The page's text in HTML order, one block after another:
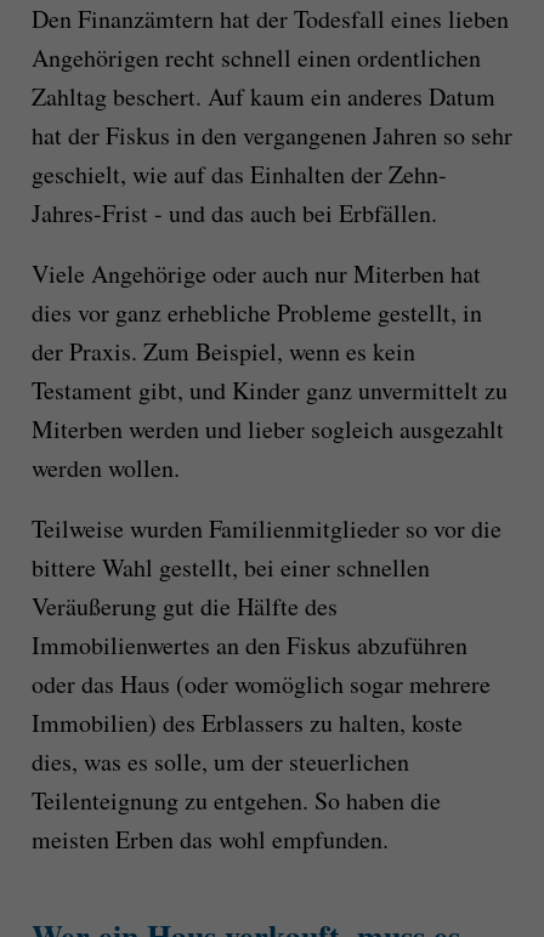
Den Finanzämtern hat der Todesfall eines lieben
Angehörigen recht schnell einen ordentlichen
Zahltag beschert. Auf kaum ein anderes Datum
hat der Fiskus in den vergangenen Jahren so sehr
geschielt, wie auf das Einhalten der Zehn-
Jahres-Frist - und das auch bei Erbfällen.
Viele Angehörige oder auch nur Miterben hat
dies vor ganz erhebliche Probleme gestellt, in
der Praxis. Zum Beispiel, wenn es kein
Testament gibt, und Kinder ganz unvermittelt zu
Miterben werden und lieber sogleich ausgezahlt
werden wollen.
Teilweise wurden Familienmitglieder so vor die
bittere Wahl gestellt, bei einer schnellen
Veräußerung gut die Hälfte des
Immobilienwertes an den Fiskus abzuführen
oder das Haus (oder womöglich sogar mehrere
Immobilien) des Erblassers zu halten, koste
dies, was es solle, um der steuerlichen
Teilenteignung zu entgehen. So haben die
meisten Erben das wohl empfunden.